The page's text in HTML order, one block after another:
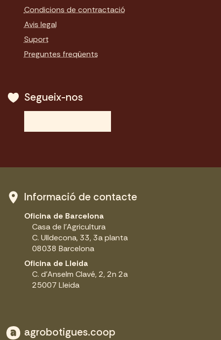
Condicions de contractació
Avis legal
Suport
Preguntes freqüents
Segueix-nos
Informació de contacte
Oficina de Barcelona
Casa de l'Agricultura
C. Ulldecona, 33, 3a planta
08038 Barcelona
Oficina de Lleida
C. d'Anselm Clavé, 2, 2n 2a
25007 Lleida
agrobotigues.coop